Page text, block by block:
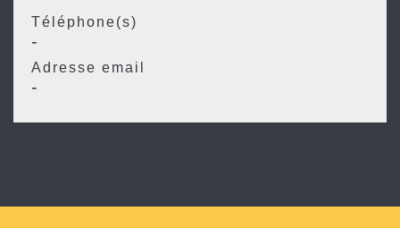
Téléphone(s)
-
Adresse email
-